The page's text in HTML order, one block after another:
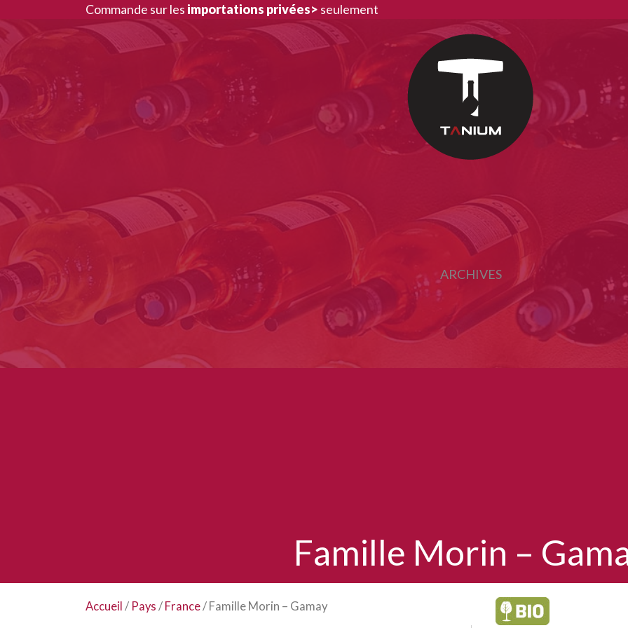
au
contenu
Commande sur les importations privées> seulement
ARCHIVES
Famille Morin –
Accueil / Pays / France/ Famille Morin – Gamay